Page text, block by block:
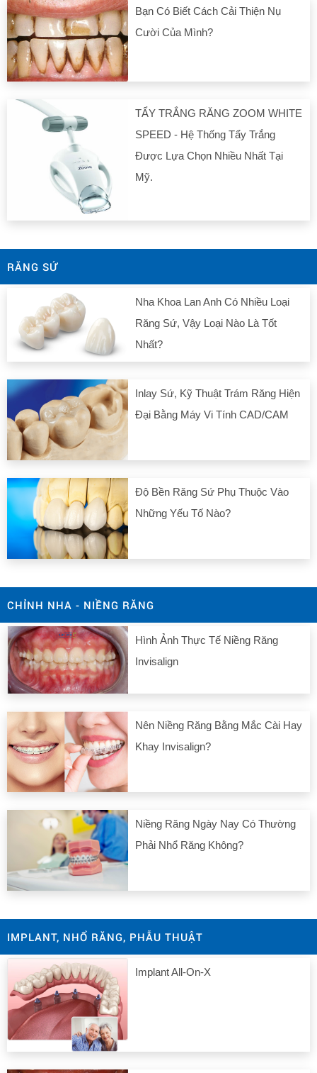
Bạn Có Biết Cách Cải Thiện Nụ
Cười Của Mình?
TẨY TRẮNG RĂNG ZOOM WHITE
SPEED - Hệ Thống Tẩy Trắng
Được Lựa Chọn Nhiều Nhất Tại
Mỹ.
RĂNG SỨ
Nha Khoa Lan Anh Có Nhiều Loại
Răng Sứ, Vậy Loại Nào Là Tốt
Nhất?
Inlay Sứ, Kỹ Thuật Trám Răng Hiện
Đại Bằng Máy Vi Tính CAD/CAM
Độ Bền Răng Sứ Phụ Thuộc Vào
Những Yếu Tố Nào?
CHỈNH NHA - NIỀNG RĂNG
Hình Ảnh Thực Tế Niềng Răng
Invisalign
Nên Niềng Răng Bằng Mắc Cài Hay
Khay Invisalign?
Niềng Răng Ngày Nay Có Thường
Phải Nhổ Răng Không?
IMPLANT, NHỔ RĂNG, PHẪU THUẬT
Implant All-On-X